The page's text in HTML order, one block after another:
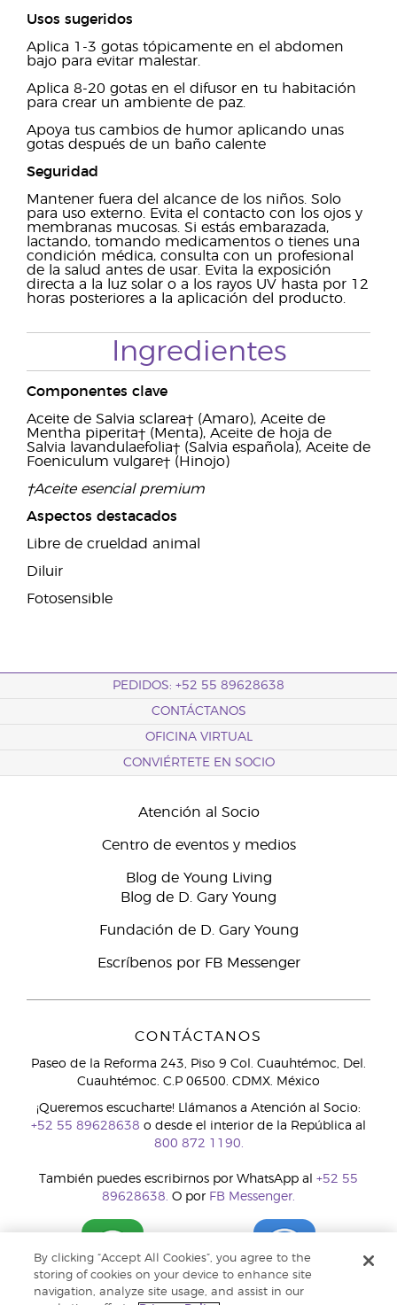
Usos sugeridos
Aplica 1-3 gotas tópicamente en el abdomen
bajo para evitar malestar.
Aplica 8-20 gotas en el difusor en tu habitación
para crear un ambiente de paz.
Apoya tus cambios de humor aplicando unas
gotas después de un baño calente
Seguridad
Mantener fuera del alcance de los niños. Solo
para uso externo. Evita el contacto con los ojos y
membranas mucosas. Si estás embarazada,
lactando, tomando medicamentos o tienes una
condición médica, consulta con un profesional
de la salud antes de usar. Evita la exposición
directa a la luz solar o a los rayos UV hasta por 12
horas posteriores a la aplicación del producto.
Ingredientes
Componentes clave
Aceite de Salvia sclarea† (Amaro), Aceite de
Mentha piperita† (Menta), Aceite de hoja de
Salvia lavandulaefolia† (Salvia española), Aceite de
Foeniculum vulgare† (Hinojo)
†Aceite esencial premium
Aspectos destacados
Libre de crueldad animal
Diluir
Fotosensible
PEDIDOS: +52 55 89628638
CONTÁCTANOS
OFICINA VIRTUAL
CONVIÉRTETE EN SOCIO
Atención al Socio
Centro de eventos y medios
Blog de Young Living
Blog de D. Gary Young
Fundación de D. Gary Young
Escríbenos por FB Messenger
CONTÁCTANOS
Paseo de la Reforma 243, Piso 9 Col. Cuauhtémoc, Del.
Cuauhtémoc. C.P 06500. CDMX. México
¡Queremos escucharte! Llámanos a Atención al Socio:
+52 55 89628638 o desde el interior de la República al
800 872 1190.
También puedes escribirnos por WhatsApp al +52 55
89628638. O por FB Messenger.
By clicking “Accept All Cookies”, you agree to the
storing of cookies on your device to enhance site
navigation, analyze site usage, and assist in our